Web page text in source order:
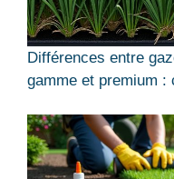
Différences entre
gamme et premium :